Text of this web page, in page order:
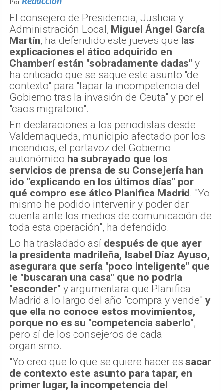
contexto" para "tapar la incompetencia del
Gobierno tras la invasión de Ceuta" y por el
"caos migratorio".
En declaraciones a los periodistas desde
Valdemaqueda, municipio afectado por los
incendios, el portavoz del Gobierno
autonómicoha subrayado que los
servicios de prensa de su Consejería han
ido "explicando en los últimos días" por
qué compro ese ático Planifica Madrid
mismo he podido intervenir y poder dar
cuenta ante los medios de comunicación de
toda esta operación", ha defendido.
Lo ha trasladado asídespués de que ayer
la presidenta madrileña, Isabel Díaz Ayuso,
asegurara que sería "poco inteligente" que
le "buscaran una casa" que no podría
"esconder"y argumentara que Planifica
Madrid a lo largo del año "compra y vende"y
que ella no conoce estos movimientos,
porque no es su "competencia saberlo",
pero sí de los consejeros de cada
organismo.
"Yo creo que lo que se quiere hacer es
de contexto este asunto para tapar, en
primer lugar, la incompetencia del
gobierno tras la invasión de Ceutay
también tras ese caos migratorio que
estamos viviendo. Y también tapar,
lógicamente, los escándalos de corrupción
que estamos viviendo en nuestro país, es
decir, la corrupción del sanchismo", ha
denunciado, por su parte, el consejero.